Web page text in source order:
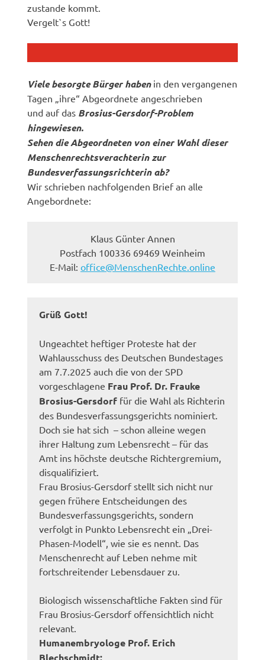
zustande kommt.
Vergelt`s Gott!
Viele besorgte Bürger habenin den vergangenen
Tagen „ihre“ Abgeordnete angeschrieben
und auf das Brosius-Gersdorf-Problem
hingewiesen.
Sehen die Abgeordneten von einer Wahl dieser
Menschenrechtsverachterin zur
Bundesverfassungsrichterin ab?
Wir schrieben nachfolgenden Brief an alle
Angebordnete:
Klaus Günter Annen
Postfach 100336 69469 Weinheim
E-Mail: office@MenschenRechte.online
Grüß Gott!
Ungeachtet heftiger Proteste hat der
Wahlausschuss des Deutschen Bundestages
am 7.7.2025 auch die von der SPD
vorgeschlagene Frau Prof. Dr. Frauke
Brosius-Gersdorf für die Wahl als Richterin
des Bundesverfassungsgerichts nominiert.
Doch sie hat sich – schon alleine wegen
ihrer Haltung zum Lebensrecht – für das
Amt ins höchste deutsche Richtergremium,
disqualifiziert.
Frau Brosius-Gersdorf stellt sich nicht nur
gegen frühere Entscheidungen des
Bundesverfassungsgerichts, sondern
verfolgt in Punkto Lebensrecht ein „Drei-
Phasen-Modell“, wie sie es nennt. Das
Menschenrecht auf Leben nehme mit
fortschreitender Lebensdauer zu.
Biologisch wissenschaftliche Fakten sind für
Frau Brosius-Gersdorf offensichtlich nicht
relevant.
Humanembryologe Prof. Erich
Blechschmidt: